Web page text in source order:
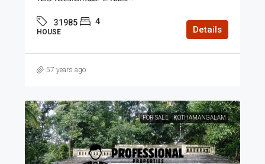
31985 4
HOUSE Details
57 years ago
FOR SALE KOTHAMANGALAM